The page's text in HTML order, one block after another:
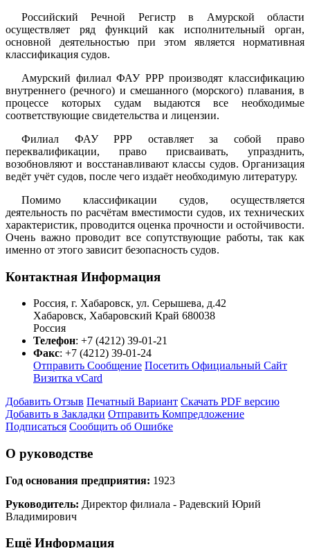
Российский Речной Регистр в Амурской области
осуществляет ряд функций как исполнительный орган,
основной деятельностью при этом является нормативная
классификация судов.
Амурский филиал ФАУ РРР производят классификацию
внутреннего (речного) и смешанного (морского) плавания, в
процессе которых судам выдаются все необходимые
соответствующие свидетельства и лицензии.
Филиал ФАУ РРР оставляет за собой право
переквалификации, право присваивать, упразднить,
возобновляют и восстанавливают классы судов. Организация
ведёт учёт судов, после чего издаёт необходимую литературу.
Помимо классификации судов, осуществляется
деятельность по расчётам вместимости судов, их технических
характеристик, проводится оценка прочности и остойчивости.
Очень важно проводит все сопутствующие работы, так как
именно от этого зависит безопасность судов.
Контактная Информация
Россия, г. Хабаровск, ул. Серышева, д.42
Хабаровск, Хабаровский Край 680038
Россия
Телефон: +7 (4212) 39-01-21
Факс: +7 (4212) 39-01-24
Отправить Сообщение Посетить Официальный Сайт
Визитка vCard
Добавить Отзыв Печатный Вариант Скачать PDF версию
Добавить в Закладки Отправить Компредложение
Подписаться Сообщить об Ошибке
О руководстве
Год основания предприятия: 1923
Руководитель: Директор филиала - Радевский Юрий
Владимирович
Ещё Информация